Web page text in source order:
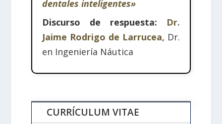
dentales inteligentes»
Discurso de respuesta: Dr.
Jaime Rodrigo de Larrucea, Dr.
en Ingeniería Náutica
CURRÍCULUM VITAE